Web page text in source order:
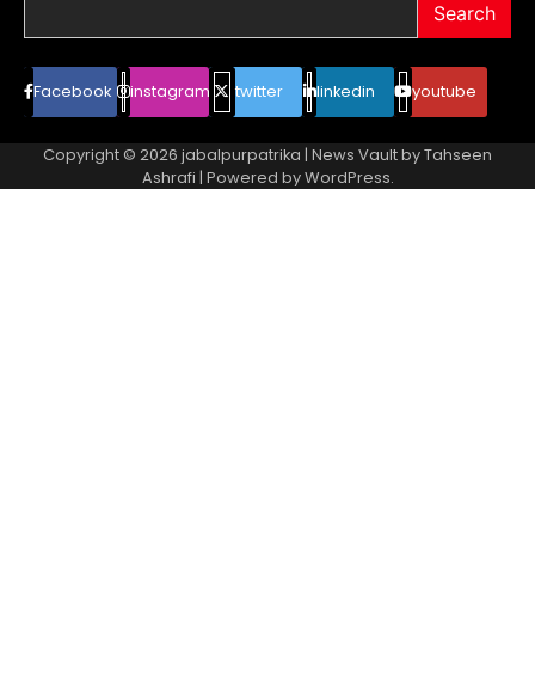
Search
Facebook instagram twitter linkedin youtube
Copyright © 2026 jabalpurpatrika | News Vault byTahseen
Ashrafi | Powered byWordPress.